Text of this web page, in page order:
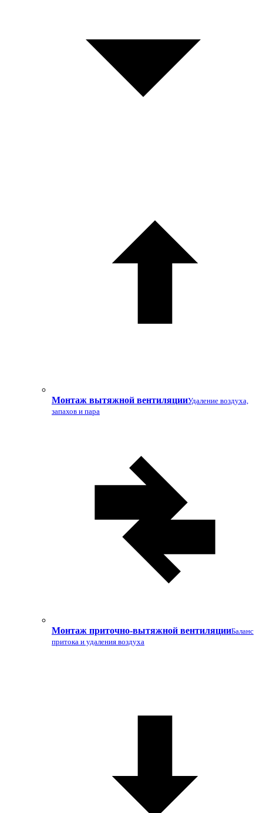
Монтаж вытяжной вентиляцииУдаление воздуха,
запахов и пара
Монтаж приточно-вытяжной вентиляцииБаланс
притока и удаления воздуха